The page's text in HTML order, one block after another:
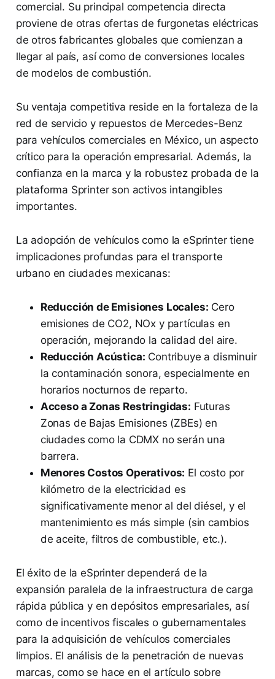
comercial. Su principal competencia directa
proviene de otras ofertas de furgonetas eléctricas
de otros fabricantes globales que comienzan a
llegar al país, así como de conversiones locales
de modelos de combustión.
Su ventaja competitiva reside en la fortaleza de la
red de servicio y repuestos de Mercedes-Benz
para vehículos comerciales en México, un aspecto
crítico para la operación empresarial. Además, la
confianza en la marca y la robustez probada de la
plataforma Sprinter son activos intangibles
importantes.
La adopción de vehículos como la eSprinter tiene
implicaciones profundas para el transporte
urbano en ciudades mexicanas:
Reducción de Emisiones Locales: Cero
emisiones de CO2, NOx y partículas en
operación, mejorando la calidad del aire.
Reducción Acústica: Contribuye a disminuir
la contaminación sonora, especialmente en
horarios nocturnos de reparto.
Acceso a Zonas Restringidas: Futuras
Zonas de Bajas Emisiones (ZBEs) en
ciudades como la CDMX no serán una
barrera.
Menores Costos Operativos: El costo por
kilómetro de la electricidad es
significativamente menor al del diésel, y el
mantenimiento es más simple (sin cambios
de aceite, filtros de combustible, etc.).
El éxito de la eSprinter dependerá de la
expansión paralela de la infraestructura de carga
rápida pública y en depósitos empresariales, así
como de incentivos fiscales o gubernamentales
para la adquisición de vehículos comerciales
limpios. El análisis de la penetración de nuevas
marcas, como se hace en el artículo sobre